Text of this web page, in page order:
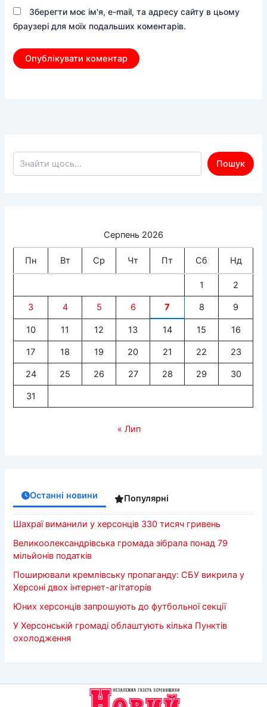
Зберегти моє ім'я, e-mail, та адресу сайту в цьому
браузері для моїх подальших коментарів.
Пошук
Серпень 2026
Пн Вт Ср Чт Пт Сб Нд
1 2
3 4 5 6 7 8 9
10 11 12 13 14 15 16
17 18 19 20 21 22 23
24 25 26 27 28 29 30
31
« Лип
Останні новини Популярні
Шахраї виманили у херсонців 330 тисяч гривень
Великоолександрівська громада зібрала понад 79
мільйонів податків
Поширювали кремлівську пропаганду: СБУ викрила у
Херсоні двох інтернет-агітаторів
Юних херсонців запрошують до футбольної секції
У Херсонській громаді облаштують кілька Пунктів
охолодження